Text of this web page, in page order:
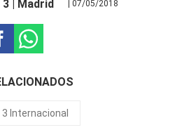
| Madrid
| 07/05/2018
Internacional